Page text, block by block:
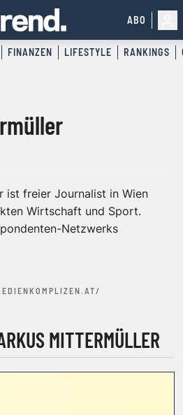
ABO
FINANZEN LIFESTYLE RANKINGS
ist freier Journalist in Wien
Wirtschaft und Sport.
Netzwerks
MITTERMÜLLER